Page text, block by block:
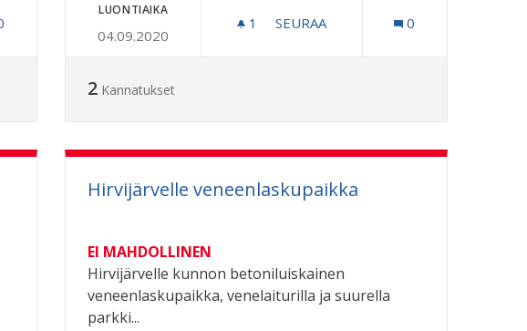
KAUPUNGIN VARIKOLLE
LUONTIAIKA
04.09.2020
1 1 SEURAAJA
SEURAA 0
2 Kannatukset
Hirvijärvelle veneenlaskupaikka
EI MAHDOLLINEN
Hirvijärvelle kunnon betoniluiskainen
veneenlaskupaikka, venelaiturilla ja suurella
parkki...